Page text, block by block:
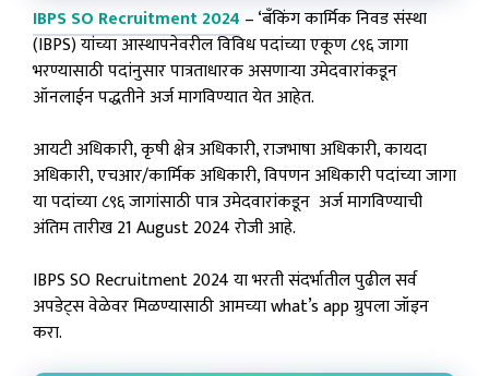
IBPS SO Recruitment 2024 – ‘बँकिंग कार्मिक निवड संस्था
(IBPS) यांच्या आस्थापनेवरील विविध पदांच्या एकूण ८९६ जागा
भरण्यासाठी पदांनुसार पात्रताधारक असणाऱ्या उमेदवारांकडून
ऑनलाईन पद्धतीने अर्ज मागविण्यात येत आहेत.
आयटी अधिकारी, कृषी क्षेत्र अधिकारी, राजभाषा अधिकारी, कायदा
अधिकारी, एचआर/कार्मिक अधिकारी, विपणन अधिकारी पदांच्या जागा
या पदांच्या ८९६ जागांसाठी पात्र उमेदवारांकडून अर्ज मागविण्याची
अंतिम तारीख 21 August 2024 रोजी आहे.
IBPS SO Recruitment 2024 या भरती संदर्भातील पुढील सर्व
अपडेट्स वेळेवर मिळण्यासाठी आमच्या what’s app ग्रुपला जॉइन
करा.